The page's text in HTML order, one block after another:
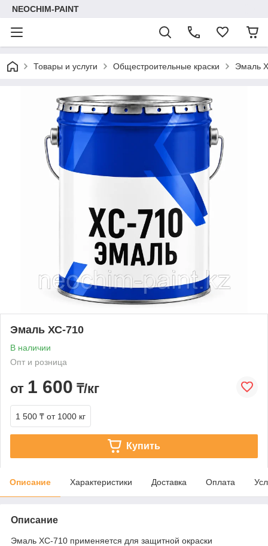
NEOCHIM-PAINT
Товары и услуги Общестроительные краски Эмаль
Эмаль ХС-710
В наличии
Опт и розница
от 1 600 ₸/кг
1 500 ₸ от 1000 кг
Купить
Описание Характеристики Доставка Оплата
Описание
Эмаль ХС-710 применяется для защитной окраски